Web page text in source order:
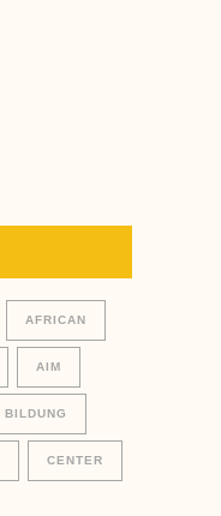
AFRICAN
AIM
BILDUNG
CENTER